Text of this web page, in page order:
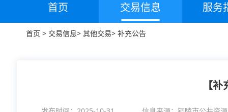
首页 交易信息 服务
首页 > 交易信息> 其他交易> 补充公告
【